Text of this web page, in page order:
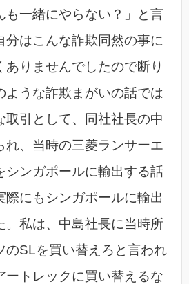
も一緒にやらない？」と言
分はこんな詐欺同然の事に
ありませんでしたので断り
ような詐欺まがいの話では
取引として、同社社長の中
れ、当時の三菱ランサーエ
シンガポールに輸出する話
際にもシンガポールに輸出
。私は、中島社長に当時所
のSLを買い替えろと言われ
ートレックに買い替えるな